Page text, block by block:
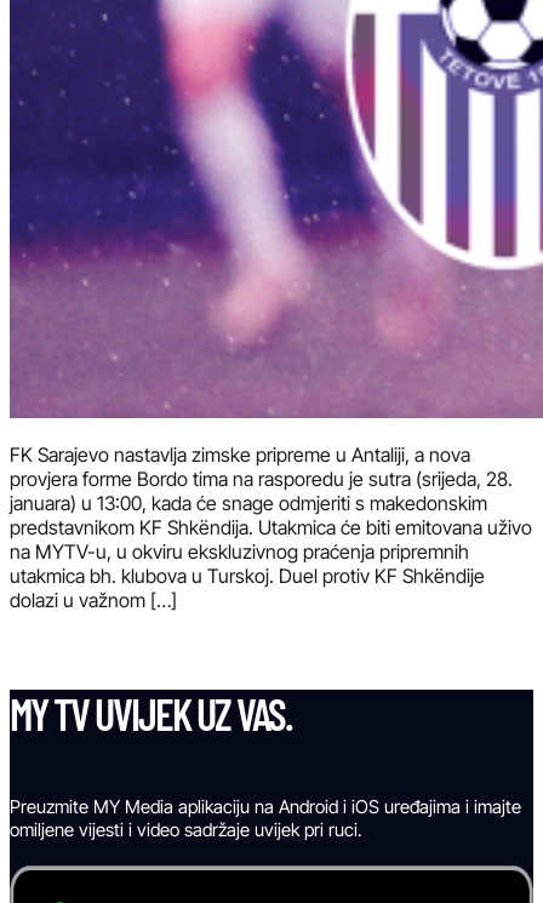
FK Sarajevo nastavlja zimske pripreme u Antaliji, a nova
provjera forme Bordo tima na rasporedu je sutra (srijeda, 28.
januara) u 13:00, kada će snage odmjeriti s makedonskim
predstavnikom KF Shkëndija. Utakmica će biti emitovana uživo
na MYTV-u, u okviru ekskluzivnog praćenja pripremnih
utakmica bh. klubova u Turskoj. Duel protiv KF Shkëndije
dolazi u važnom […]
MY TV UVIJEK UZ VAS.
Preuzmite MY Media aplikaciju na Android i iOS uređajima i imajte
omiljene vijesti i video sadržaje uvijek pri ruci.